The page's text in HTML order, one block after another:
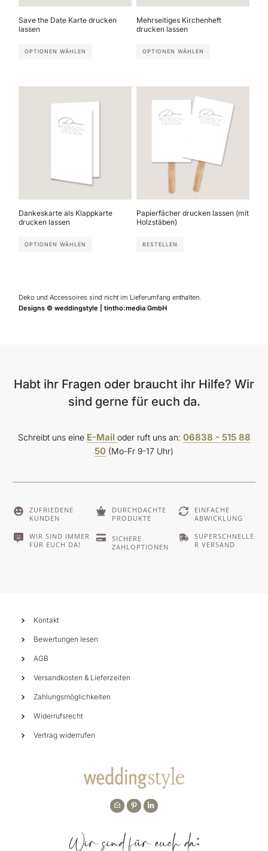
Save the Date Karte drucken
lassen
OPTIONEN WÄHLEN
Mehrseitiges Kirchenheft
drucken lassen
OPTIONEN WÄHLEN
Dankeskarte als Klappkarte
drucken lassen
OPTIONEN WÄHLEN
Papierfächer drucken lassen (mit
Holzstäben)
BESTELLEN
Deko und Accessoires sind nicht im Lieferumfang enthalten.
Designs © weddingstyle | tintho:media GmbH
Habt ihr Fragen oder braucht ihr Hilfe? Wir
sind gerne für euch da.
Schreibt uns eine E-Mail oder ruft uns an: 06838 - 515 88
50 (Mo-Fr 9-17 Uhr)
ZUFRIEDENE
KUNDEN
DURCHDACHTE
PRODUKTE
EINFACHE
ABWICKLUNG
WIR SIND IMMER
FÜR EUCH DA!
SICHERE
ZAHLOPTIONEN
SUPERSCHNELLE
R VERSAND
Kontakt
Bewertungen lesen
AGB
Versandkosten & Lieferzeiten
Zahlungsmöglichkeiten
Widerrufsrecht
Vertrag widerrufen
Wir sind für euch da: